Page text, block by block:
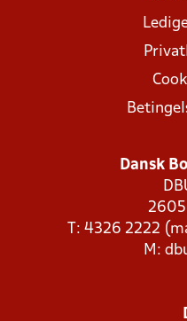
Dansk
T: 4326 2222
M: